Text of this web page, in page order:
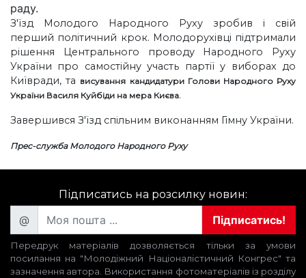
раду.
З'їзд Молодого Народного Руху зробив і свій
перший політичний крок. Молодорухівці підтримали
рішення Центрального проводу Народного Руху
України про самостійну участь партії у виборах до
Київради, та висування кандидатури Голови Народного Руху
України Василя Куйбіди на мера Києва.
Завершився З'їзд спільним виконанням Гімну України.
Прес-служба Молодого Народного Руху
Підписатись на розсилку новин:
@ Підписатись!
Передрук матеріалів дозволяється тільки за умови
посилання на "Молодіжний Націоналістичний Конгрес" та
зазначення автора. Використання фотоматеріалів із розділу